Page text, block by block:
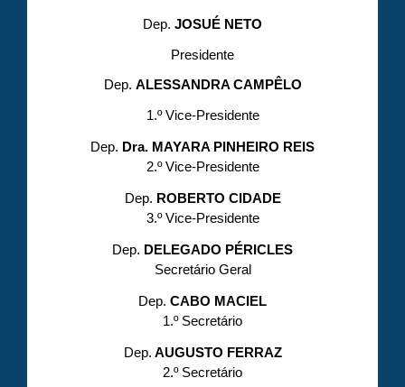
Dep. JOSUÉ NETO
Presidente
Dep. ALESSANDRA CAMPÊLO
1.º Vice-Presidente
Dep. Dra. MAYARA PINHEIRO REIS
2.º Vice-Presidente
Dep. ROBERTO CIDADE
3.º Vice-Presidente
Dep. DELEGADO PÉRICLES
Secretário Geral
Dep. CABO MACIEL
1.º Secretário
Dep. AUGUSTO FERRAZ
2.º Secretário